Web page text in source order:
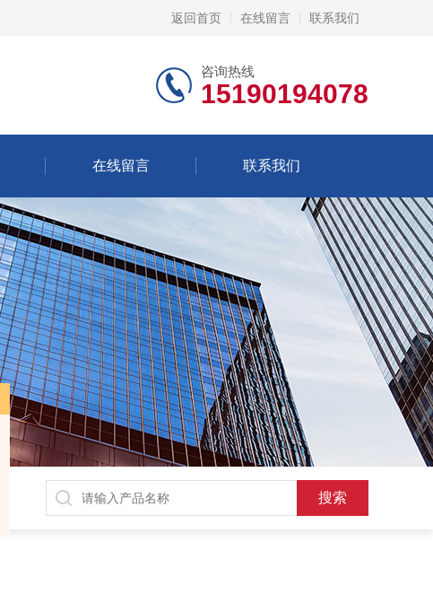
返回首页 在线留言 联系我们
咨询热线
15190194078
在线留言 联系我们